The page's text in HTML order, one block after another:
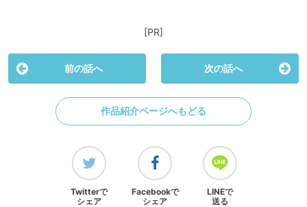
[PR]
前の話へ 次の話へ
作品紹介ページへもどる
Twitterで
シェア
Facebookで
シェア
LINEで
送る